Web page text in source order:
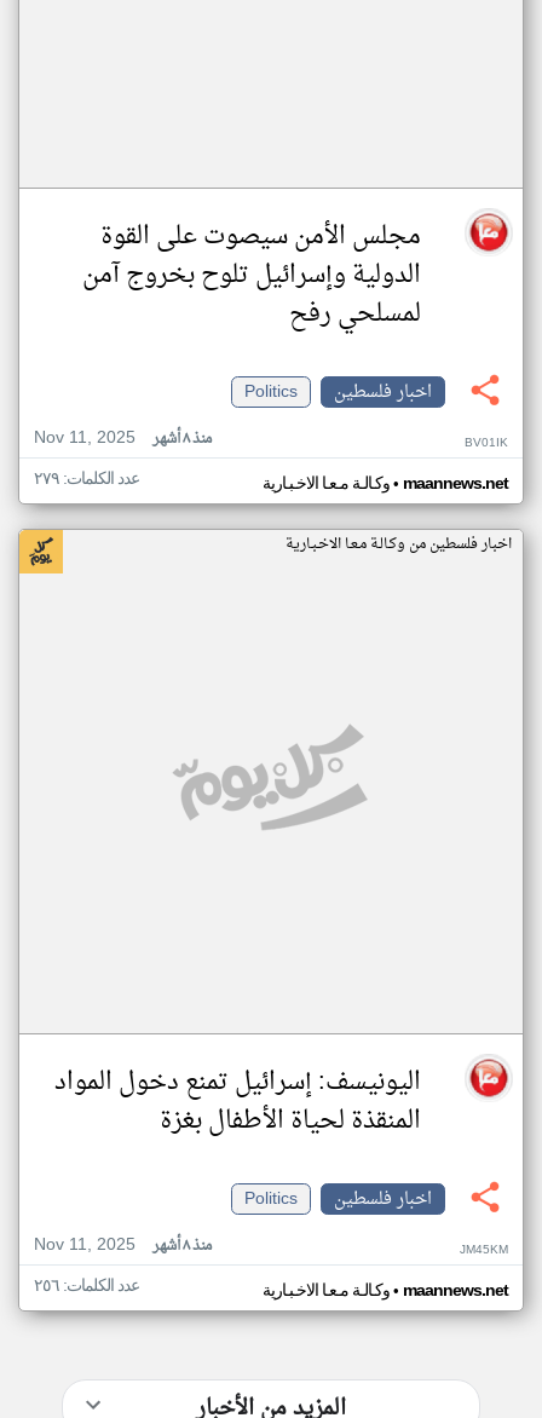
مجلس الأمن سيصوت على القوة
الدولية وإسرائيل تلوح بخروج آمن
لمسلحي رفح
اخبار فلسطين
Politics
Nov 11, 2025
منذ ٨ أشهر BV01IK
وكـالـة مـعـا الاخـبـارية• maannews.net عدد الكلمات: ٢٧٩
اخبار فلسطين من وكـالـة مـعـا الاخـبـارية
اليونيسف: إسرائيل تمنع دخول المواد
المنقذة لحياة الأطفال بغزة
اخبار فلسطين
Politics
Nov 11, 2025
منذ ٨ أشهر JM45KM
وكـالـة مـعـا الاخـبـارية• maannews.net عدد الكلمات: ٢٥٦
المزيد من الأخبار